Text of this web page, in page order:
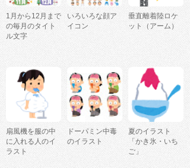
1月から12月まで
の毎月のタイト
ル文字
いろいろな顔ア
イコン
垂直離着陸ロケ
ット（アーム）
扇風機を服の中
に入れる人のイ
ラスト
ドーパミン中毒
のイラスト
夏のイラスト
「かき氷・いち
ご」